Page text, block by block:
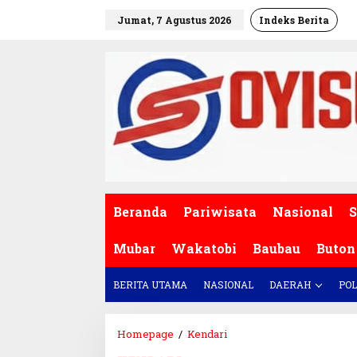
Jumat, 7 Agustus 2026 Indeks Berita
Beranda Pariwisata Nasional
Mubar Wakatobi Baubau Buton
BERITA UTAMA NASIONAL DAERAH
Homepage / Kendari